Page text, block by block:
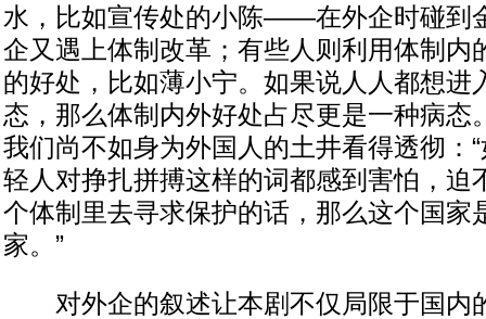
水，比如宣传处的小陈——在外企时碰到
企又遇上体制改革；有些人则利用体制内
的好处，比如薄小宁。如果说人人都想进
态，那么体制内外好处占尽更是一种病态
我们尚不如身为外国人的土井看得透彻：
轻人对挣扎拼搏这样的词都感到害怕，迫
个体制里去寻求保护的话，那么这个国家
家。”
对外企的叙述让本剧不仅局限于国内